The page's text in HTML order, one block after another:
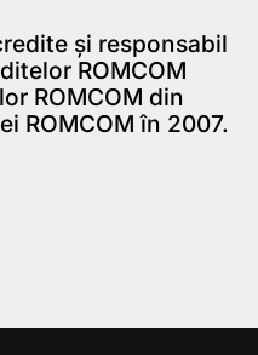
şi responsabil
ROMCOM
ROMCOM din
ROMCOM în 2007.